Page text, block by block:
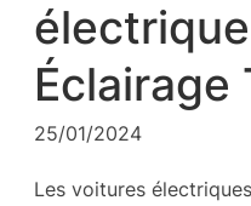
Éclairage
25/01/2024
Les voitures